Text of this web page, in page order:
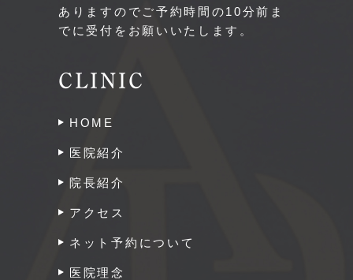
ありますのでご予約時間の10分前ま
でに受付をお願いいたします。
CLINIC
HOME
医院紹介
院長紹介
アクセス
ネット予約について
医院理念